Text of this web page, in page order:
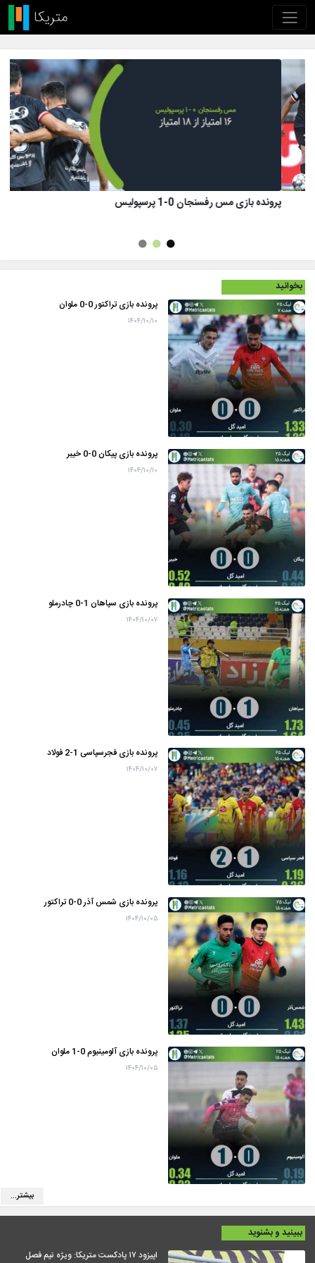
پرونده بازی تراکتور 1 (8)-(7) 1 پرسپولیس
بخوانید
پرونده بازی تراکتور 0-0 ملوان
۱۴۰۴/۱۰/۱۰
پرونده بازی پیکان 0-0 خیبر
۱۴۰۴/۱۰/۱۰
پرونده بازی سپاهان 1-0 چادرملو
۱۴۰۴/۱۰/۰۷
پرونده بازی فجرسپاسی 1-2 فولاد
۱۴۰۴/۱۰/۰۷
پرونده بازی شمس آذر 0-0 تراکتور
۱۴۰۴/۱۰/۰۵
پرونده بازی آلومینیوم 0-1 ملوان
۱۴۰۴/۱۰/۰۵
بیشتر...
ببینید و بشنوید
اپیزود ۱۷ پادکست متریکا: ویژه نیم فصل